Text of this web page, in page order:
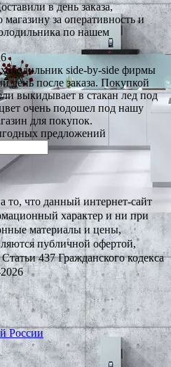
в день заказа,
за оперативность и
по нашем
side-by-side фирмы
день после заказа. Покупкой
выкидывает в стакан лед под
очень подошел под нашу
для покупок.
предложений
что данный интернет-сайт
характер и ни при
материалы и цены,
публичной офертой,
437 Гражданского кодекса
России